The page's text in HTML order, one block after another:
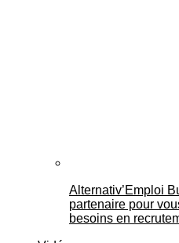
Alternativ’Emploi
partenaire pour
besoins en